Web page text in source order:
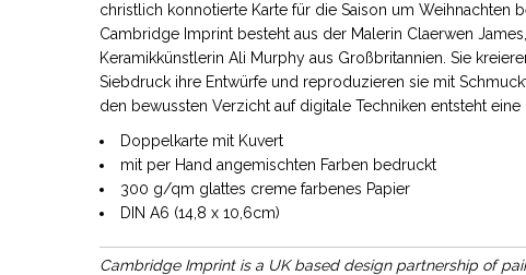
christlich konnotierte Karte für die Saison um Weihnachten
Cambridge Imprint besteht aus der Malerin Claerwen
Keramikkünstlerin Ali Murphy aus Großbritannien. Sie
Siebdruck ihre Entwürfe und reproduzieren sie mit
den bewussten Verzicht auf digitale Techniken entsteht
Doppelkarte mit Kuvert
mit per Hand angemischten Farben bedruckt
300 g/qm glattes creme farbenes Papier
DIN A6 (14,8 x 10,6cm)
Cambridge Imprint is a UK based design partnership of